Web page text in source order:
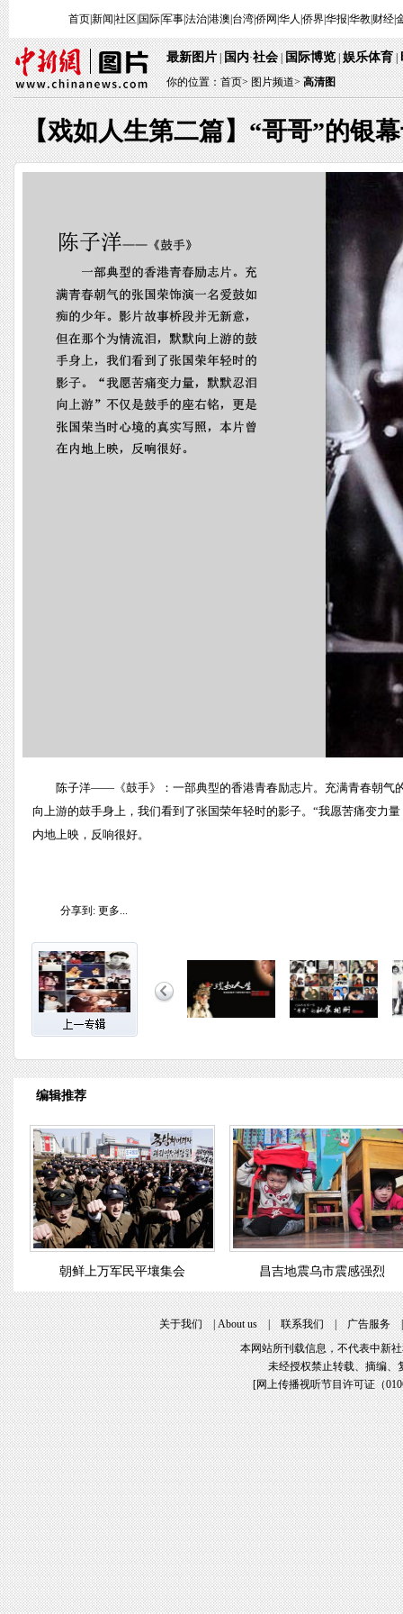
首页|新闻 社区 国际|军事|法治|港澳 台湾|侨网 华人 侨界|华报 华教| 财经|
最新图片|国内·社会|国际博览|娱乐体育|
你的位置：首页>图片频道> 高清图
【戏如人生第二篇】“哥哥”的银
陈子洋——《鼓手》：一部典型的香港青春励志片。充满青春朝气
向上游的鼓手身上，我们看到了张国荣年轻时的影子。“我愿苦痛变力
内地上映，反响很好。
分享到: 更多...
编辑推荐
朝鲜上万军民平壤集会 昌吉地震乌市震感强烈
关于我们|About us|联系我们|广告服务
本网站所刊载信息，不代表中新
未经授权禁止转载、摘编、
[网上传播视听节目许可证（